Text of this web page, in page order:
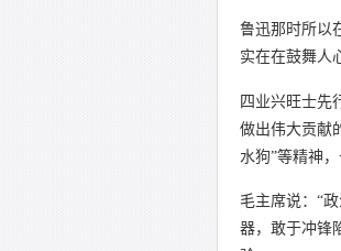
鲁迅那时所以
实在在鼓舞人
四业兴旺士先
做出伟大贡献
水狗”等精神
毛主席说：“
器，敢于冲锋